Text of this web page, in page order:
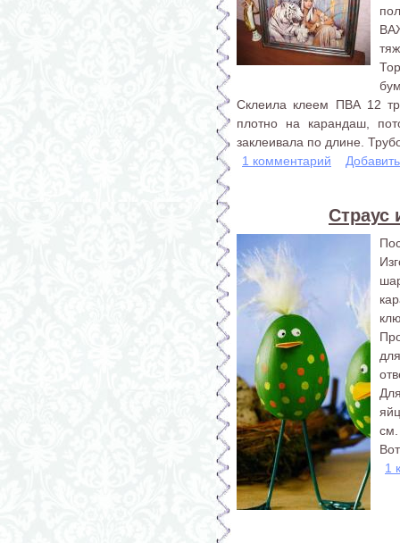
Склеила клеем ПВА 12
плотно на карандаш,
заклеивала по длине.
1 комментарий
Страус
см.
1